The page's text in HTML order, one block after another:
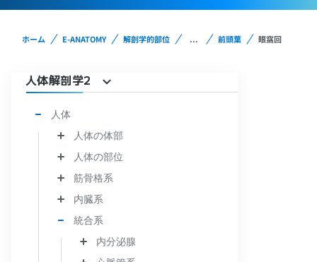
ホーム E-ANATOMY 解剖学的部位 ... 前頭葉 眼窩回
人体解剖学2
人体
人体の体部
人体の部位
筋骨格系
内臓系
統合系
内分泌腺